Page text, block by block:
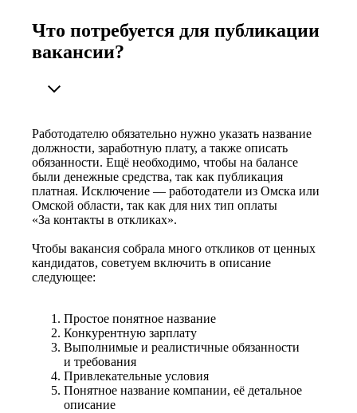
Что потребуется для публикации
вакансии?
Работодателю обязательно нужно указать название
должности, заработную плату, а также описать
обязанности. Ещё необходимо, чтобы на балансе
были денежные средства, так как публикация
платная. Исключение — работодатели из Омска или
Омской области, так как для них тип оплаты
«За контакты в откликах».
Чтобы вакансия собрала много откликов от ценных
кандидатов, советуем включить в описание
следующее:
Простое понятное название
Конкурентную зарплату
Выполнимые и реалистичные обязанности
и требования
Привлекательные условия
Понятное название компании, её детальное
описание